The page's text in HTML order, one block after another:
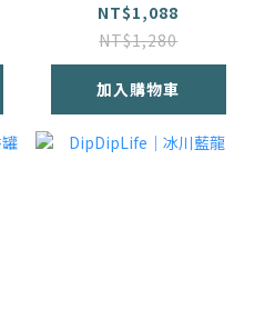
NT$1,088
NT$1,280
加入購物車